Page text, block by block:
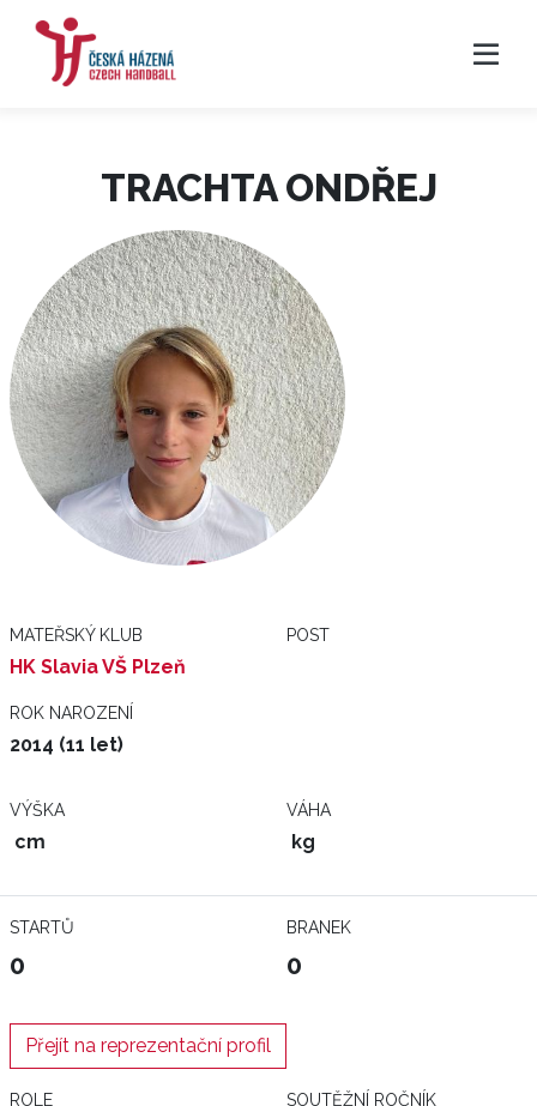
TRACHTA ONDŘEJ
MATEŘSKÝ KLUB
HK Slavia VŠ Plzeň
POST
ROK NAROZENÍ
2014 (11 let)
VÝŠKA
cm
VÁHA
kg
STARTŮ
0
BRANEK
0
Přejít na reprezentační profil
ROLE SOUTĚŽNÍ ROČNÍK